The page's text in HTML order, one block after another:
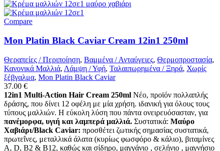
Compare
Mon Platin Black Caviar Cream 12in1 250ml
Θεραπείες / Περιποίηση, Βαμμένα / Ανταύγειες, Θερμοπροστασία,
Κανονικά Μαλλιά, Λάμψη / Υφή, Ταλαιπωρημένα / Ξηρά, Χωρίς
ξέβγαλμα, Mon Platin Black Caviar
37.00 €
12in1 Multi-Action Hair Cream 250ml Νέο, προϊόν πολλαπλής
δράσης, που δίνει 12 οφέλη με μία χρήση. ιδανική για όλους τους
τύπους μαλλιών. Η εύκολη λύση που πάντα ονειρευόσασταν, για
πανέμορφα, υγιή και λαμπερά μαλλιά. Συστατικά: Μαύρο
Χαβιάρι/Black Caviar: προσθέτει ζωτικής σημασίας συστατικά,
πρωτεΐνες, μεταλλικά άλατα (κυρίως φωσφόρο & κάλιο), βιταμίνες
Α, D, Β2 & Β12, καθώς και σίδηρο, μαγγάνιο , σελήνιο , μαγνήσιο